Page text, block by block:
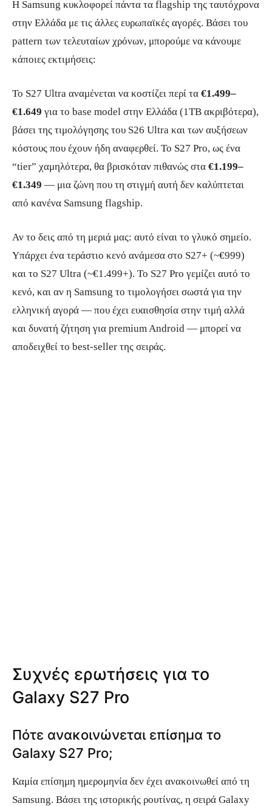
Η Samsung κυκλοφορεί πάντα τα flagship της ταυτόχρονα
στην Ελλάδα με τις άλλες ευρωπαϊκές αγορές. Βάσει του
pattern των τελευταίων χρόνων, μπορούμε να κάνουμε
κάποιες εκτιμήσεις:
Το S27 Ultra αναμένεται να κοστίζει περί τα €1.499–
€1.649 για το base model στην Ελλάδα (1TB ακριβότερα),
βάσει της τιμολόγησης του S26 Ultra και των αυξήσεων
κόστους που έχουν ήδη αναφερθεί. Το S27 Pro, ως ένα
“tier” χαμηλότερα, θα βρισκόταν πιθανώς στα €1.199–
€1.349 — μια ζώνη που τη στιγμή αυτή δεν καλύπτεται
από κανένα Samsung flagship.
Αν το δεις από τη μεριά μας: αυτό είναι το γλυκό σημείο.
Υπάρχει ένα τεράστιο κενό ανάμεσα στο S27+ (~€999)
και το S27 Ultra (~€1.499+). Το S27 Pro γεμίζει αυτό το
κενό, και αν η Samsung το τιμολογήσει σωστά για την
ελληνική αγορά — που έχει ευαισθησία στην τιμή αλλά
και δυνατή ζήτηση για premium Android — μπορεί να
αποδειχθεί το best-seller της σειράς.
Συχνές ερωτήσεις για το
Galaxy S27 Pro
Πότε ανακοινώνεται επίσημα το
Galaxy S27 Pro;
Καμία επίσημη ημερομηνία δεν έχει ανακοινωθεί από τη
Samsung. Βάσει της ιστορικής ρουτίνας, η σειρά Galaxy